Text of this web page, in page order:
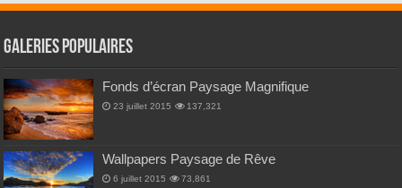
Galeries Populaires
Fonds d’écran Paysage Magnifique
23 juillet 2015 137,321
Wallpapers Paysage de Rêve
6 juillet 2015 73,861